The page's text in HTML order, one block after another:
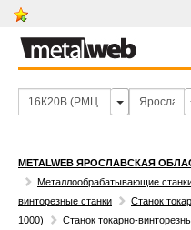
METALWEB ЯРОСЛАВСКАЯ
Металлообрабатывающие
винторезные станки
Станок
1000)
Станок токарно-